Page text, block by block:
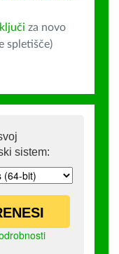
za novo
spletišče)
sistem: